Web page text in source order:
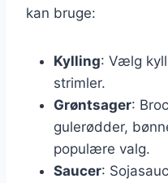
kan bruge:
Kylling: Vælg
strimler.
Grøntsager:
gulerødder,
populære valg.
Saucer: